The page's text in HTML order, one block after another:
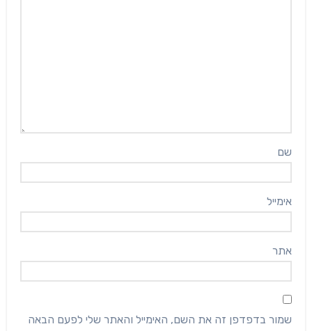
שם
אימייל
אתר
שמור בדפדפן זה את השם, האימייל והאתר שלי לפעם הבאה